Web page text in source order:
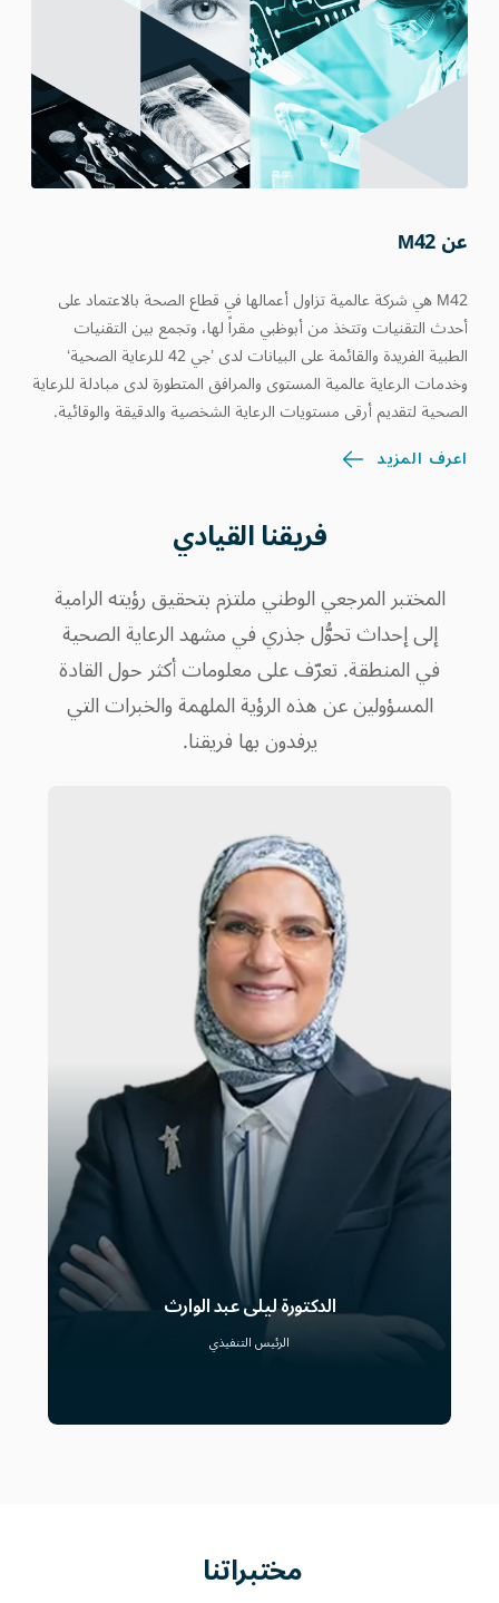
عن M42
M42 هي شركة عالمية تزاول أعمالها في قطاع الصحة بالاعتماد على
أحدث التقنيات وتتخذ من أبوظبي مقراً لها، وتجمع بين التقنيات
الطبية الفريدة والقائمة على البيانات لدى ’جي 42 للرعاية الصحية‘
وخدمات الرعاية عالمية المستوى والمرافق المتطورة لدى مبادلة للرعاية
الصحية لتقديم أرقى مستويات الرعاية الشخصية والدقيقة والوقائية.
اعرف المزيد
فريقنا القيادي
المختبر المرجعي الوطني ملتزم بتحقيق رؤيته الرامية
إلى إحداث تحوُّل جذري في مشهد الرعاية الصحية
في المنطقة. تعرّف على معلومات أكثر حول القادة
المسؤولين عن هذه الرؤية الملهمة والخبرات التي
يرفدون بها فريقنا.
الدكتورة ليلى عبد الوارث
الرئيس التنفيذي
مختبراتنا